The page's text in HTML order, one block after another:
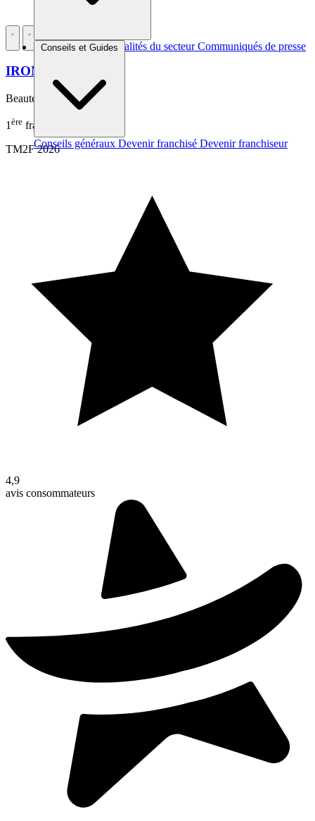
Brèves et actus Actualités du secteur Communiqués de presse
Conseils et Guides
Conseils généraux Devenir franchisé Devenir franchiseur
IRON BODYFIT
Beauté – Forme – Santé
1ère franchise de France
TM2F 2026
4,9
avis consommateurs